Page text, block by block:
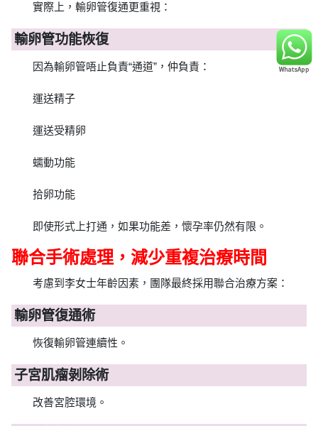
實際上，輸卵管復通更重視：
輸卵管功能恢復
因為輸卵管唔止負責“通道”，仲負責：
運送精子
運送受精卵
蠕動功能
拾卵功能
即使形式上打通，如果功能差，懷孕率仍然有限。
聯合手術處理，減少重複治療時間
考慮到李女士年齡因素，團隊最終採用聯合治療方案：
輸卵管復通術
恢復輸卵管連續性。
子宮肌瘤剝除術
改善宮腔環境。